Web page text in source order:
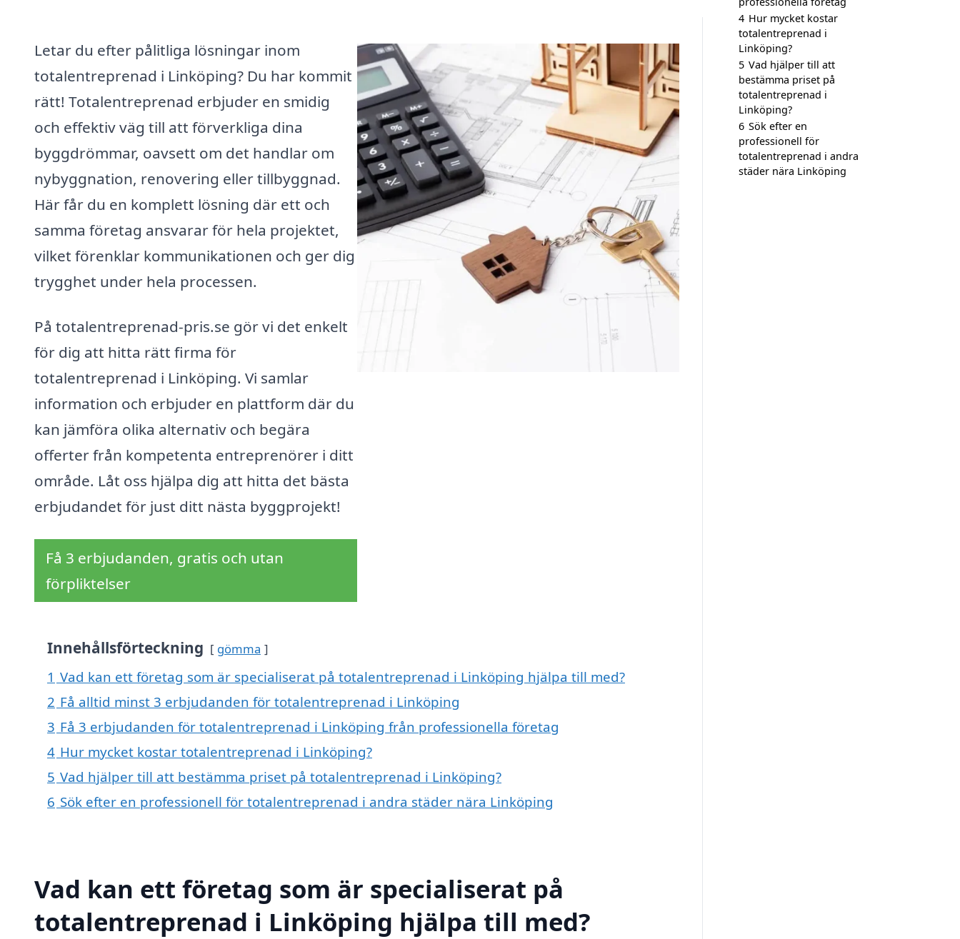
Letar du efter pålitliga lösningar inom
totalentreprenad i Linköping? Du har kommit
rätt! Totalentreprenad erbjuder en smidig
och effektiv väg till att förverkliga dina
byggdrömmar, oavsett om det handlar om
nybyggnation, renovering eller tillbyggnad.
Här får du en komplett lösning där ett och
samma företag ansvarar för hela projektet,
vilket förenklar kommunikationen och ger dig
trygghet under hela processen.
På totalentreprenad-pris.se gör vi det enkelt
för dig att hitta rätt firma för
totalentreprenad i Linköping. Vi samlar
information och erbjuder en plattform där du
kan jämföra olika alternativ och begära
offerter från kompetenta entreprenörer i ditt
område. Låt oss hjälpa dig att hitta det bästa
erbjudandet för just ditt nästa byggprojekt!
Få 3 erbjudanden, gratis och utan
förpliktelser
Innehållsförteckning gömma
1 Vad kan ett företag som är specialiserat på totalentreprenad i Linköping hjälpa till med?
2 Få alltid minst 3 erbjudanden för totalentreprenad i Linköping
3 Få 3 erbjudanden för totalentreprenad i Linköping från professionella företag
4 Hur mycket kostar totalentreprenad i Linköping?
5 Vad hjälper till att bestämma priset på totalentreprenad i Linköping?
6 Sök efter en professionell för totalentreprenad i andra städer nära Linköping
Vad kan ett företag som är specialiserat på
totalentreprenad i Linköping hjälpa till med?
4 Hur mycket kostar
totalentreprenad i
Linköping?
5 Vad hjälper till att
bestämma priset på
totalentreprenad i
Linköping?
6 Sök efter en
professionell för
totalentreprenad i andra
städer nära Linköping